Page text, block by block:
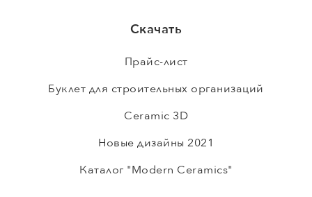
Скачать
Прайс-лист
Буклет для строительных организаций
Ceramic 3D
Новые дизайны 2021
Каталог "Modern Ceramics"